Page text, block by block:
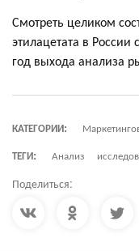
Смотреть целиком
этилацетата в
год выхода анализа
КАТЕГОРИИ:
ТЕГИ:
Анализ
Поделиться: